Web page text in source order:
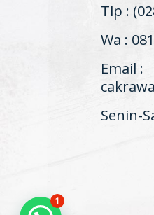
Tlp :
Wa :
Email :
Senin-
1